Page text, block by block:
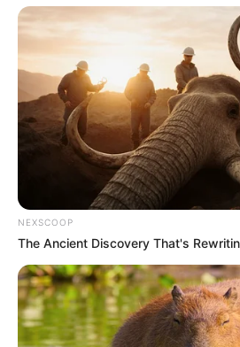
NEXSCOOP
The Ancient Discovery That's